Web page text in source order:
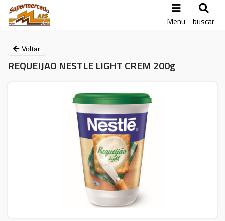
Menu buscar
Voltar
REQUEIJAO NESTLE LIGHT CREM 200g